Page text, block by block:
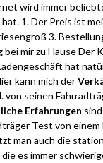
wird immer
1. Der Preis ist
3.
bei mir zu Hause Der
hat
kann mich der
von seinen
Erfahrungen
Test von
man auch die
es immer